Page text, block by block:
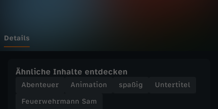
n
S
a
Details
Ähnliche Inhalte entdecken
Abenteuer Animation spaßig
Untertitel
Feuerwehrmann Sam